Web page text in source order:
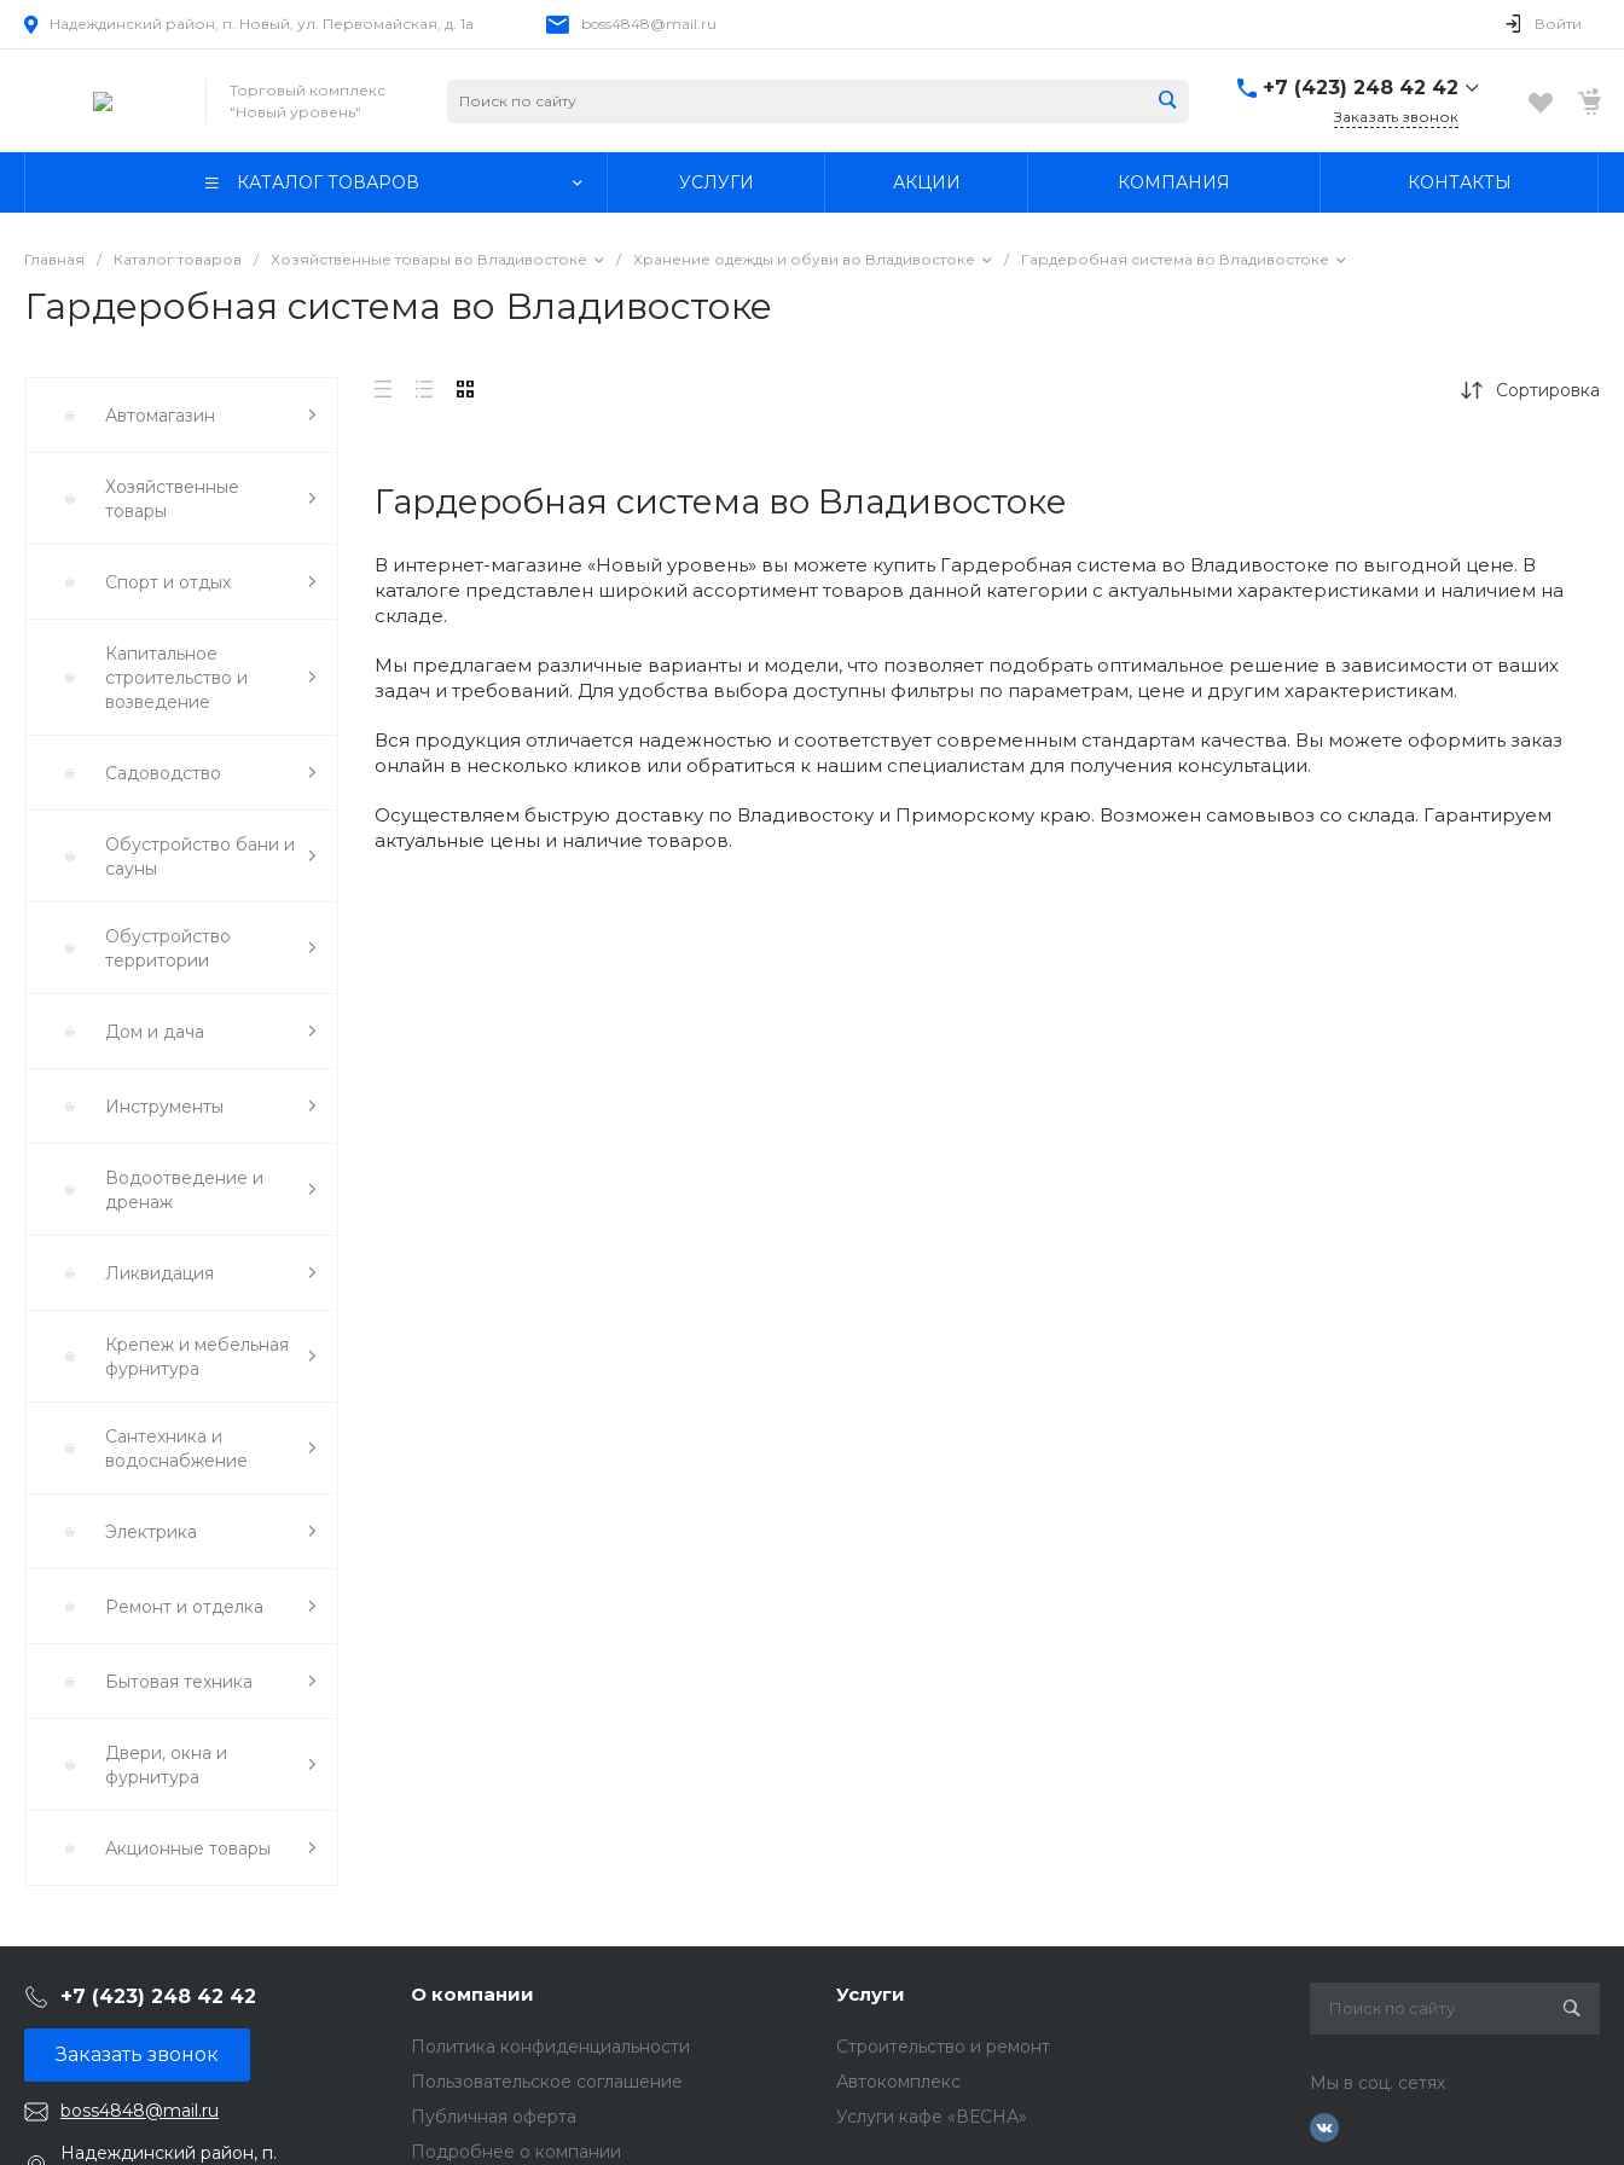
Надеждинский район, п. Новый, ул. Первомайская, д. 1а boss4848@mail.ru Войти
Торговый комплекс
"Новый уровень"
+7 (423) 248 42 42
Надеждинский район, п.
Заказать звонок
КАТАЛОГ ТОВАРОВ УСЛУГИ АКЦИИ КОМПАНИЯ КОНТАКТЫ
Главная / Каталог товаров / Хозяйственные товары во Владивостоке / Хранение одежды и обуви во Владивостоке / Гардеробная система во Владивостоке
Гардеробная система во Владивостоке
Автомагазин
Хозяйственные
товары
Спорт и отдых
Капитальное
строительство и
возведение
Садоводство
Обустройство бани и
сауны
Обустройство
территории
Дом и дача
Инструменты
Водоотведение и
дренаж
Ликвидация
Крепеж и мебельная
фурнитура
Сантехника и
водоснабжение
Электрика
Ремонт и отделка
Бытовая техника
Двери, окна и
фурнитура
Акционные товары
Сортировка
Гардеробная система во Владивостоке
В интернет-магазине «Новый уровень» вы можете купить Гардеробная система во Владивостоке по выгодной цене. В
каталоге представлен широкий ассортимент товаров данной категории с актуальными характеристиками и наличием на
складе.
Мы предлагаем различные варианты и модели, что позволяет подобрать оптимальное решение в зависимости от ваших
задач и требований. Для удобства выбора доступны фильтры по параметрам, цене и другим характеристикам.
Вся продукция отличается надежностью и соответствует современным стандартам качества. Вы можете оформить заказ
онлайн в несколько кликов или обратиться к нашим специалистам для получения консультации.
Осуществляем быструю доставку по Владивостоку и Приморскому краю. Возможен самовывоз со склада. Гарантируем
актуальные цены и наличие товаров.
+7 (423) 248 42 42
Заказать звонок
boss4848@mail.ru
Надеждинский район, п.
О компании
Политика конфиденциальности
Пользовательское соглашение
Публичная оферта
Подробнее о компании
Услуги
Строительство и ремонт
Автокомплекс
Услуги кафе «ВЕСНА»
Мы в соц. сетях